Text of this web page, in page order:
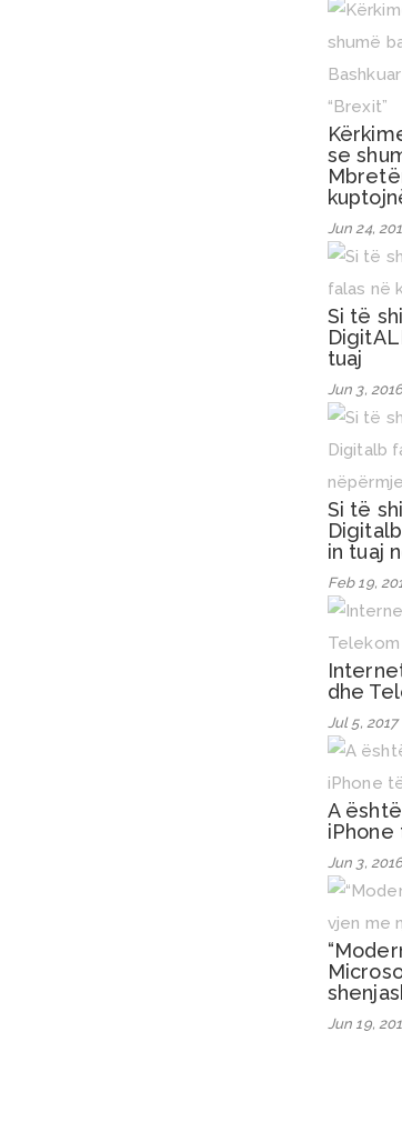
se
Jun 24,
Si të
tuaj
Jun 3,
Si të
in tuaj
Feb 19,
dhe
Jul 5, 2017
A
iPhone
Jun 3,
Jun 19,